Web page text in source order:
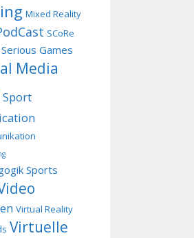
Mixed Reality
SCoRe
Serious Games
Media
Sport
Sports
Virtual Reality
Virtuelle